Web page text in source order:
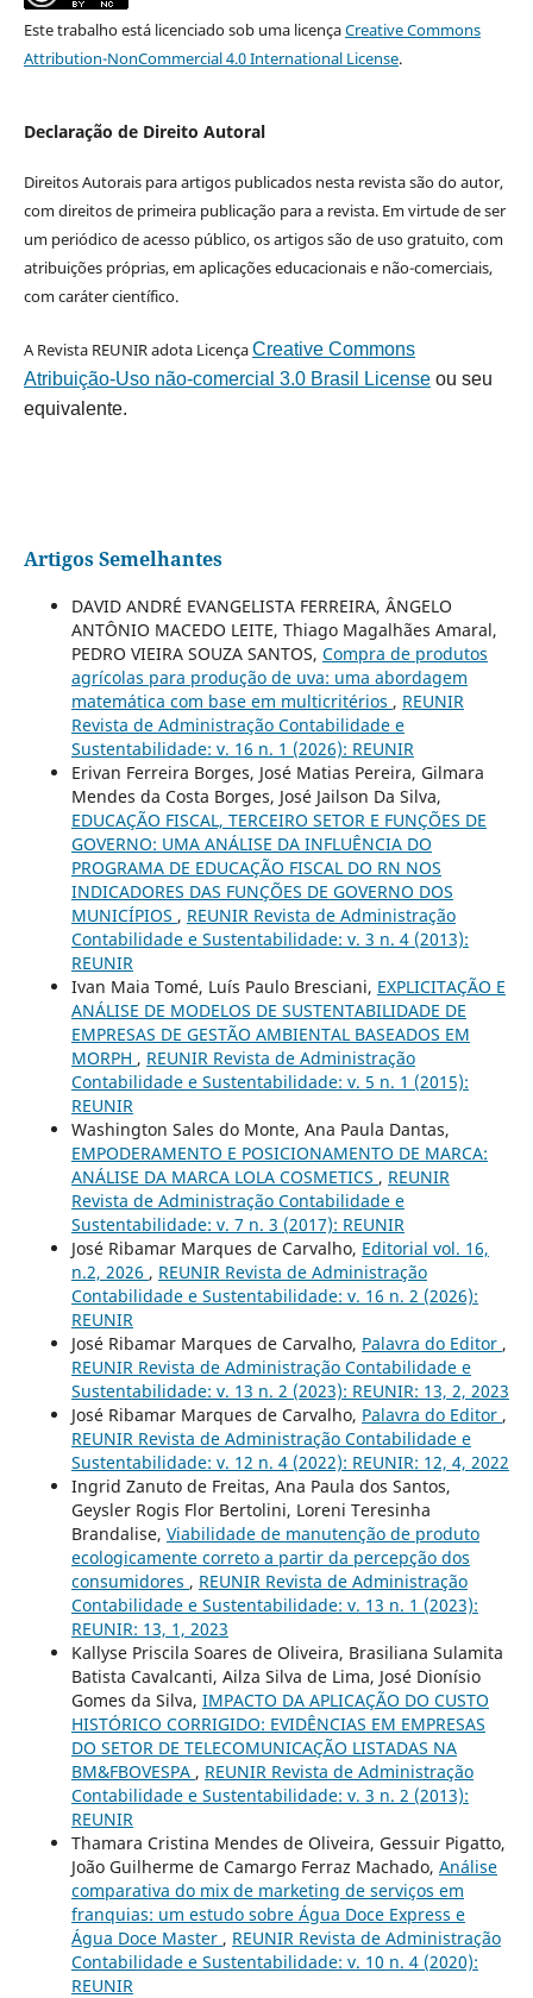
Este trabalho está licenciado sob uma licençaCreative Commons
Attribution-NonCommercial 4.0 International License.
Declaração de Direito Autoral
Direitos Autorais para artigos publicados nesta revista são do autor,
com direitos de primeira publicação para a revista. Em virtude de ser
um periódico de acesso público, os artigos são de uso gratuito, com
atribuições próprias, em aplicações educacionais e não-comerciais,
com caráter científico.
A Revista REUNIR adota LicençaCreative Commons
Atribuição-Uso não-comercial 3.0 Brasil Licenseou seu
equivalente.
Artigos Semelhantes
DAVID ANDRÉ EVANGELISTA FERREIRA, ÂNGELO
ANTÔNIO MACEDO LEITE, Thiago Magalhães Amaral,
PEDRO VIEIRA SOUZA SANTOS, Compra de produtos
agrícolas para produção de uva: uma abordagem
matemática com base em multicritérios , REUNIR
Revista de Administração Contabilidade e
Sustentabilidade: v. 16 n. 1 (2026): REUNIR
Erivan Ferreira Borges, José Matias Pereira, Gilmara
Mendes da Costa Borges, José Jailson Da Silva,
EDUCAÇÃO FISCAL, TERCEIRO SETOR E FUNÇÕES DE
GOVERNO: UMA ANÁLISE DA INFLUÊNCIA DO
PROGRAMA DE EDUCAÇÃO FISCAL DO RN NOS
INDICADORES DAS FUNÇÕES DE GOVERNO DOS
MUNICÍPIOS , REUNIR Revista de Administração
Contabilidade e Sustentabilidade: v. 3 n. 4 (2013):
REUNIR
Ivan Maia Tomé, Luís Paulo Bresciani, EXPLICITAÇÃO E
ANÁLISE DE MODELOS DE SUSTENTABILIDADE DE
EMPRESAS DE GESTÃO AMBIENTAL BASEADOS EM
MORPH , REUNIR Revista de Administração
Contabilidade e Sustentabilidade: v. 5 n. 1 (2015):
REUNIR
Washington Sales do Monte, Ana Paula Dantas,
EMPODERAMENTO E POSICIONAMENTO DE MARCA:
ANÁLISE DA MARCA LOLA COSMETICS , REUNIR
Revista de Administração Contabilidade e
Sustentabilidade: v. 7 n. 3 (2017): REUNIR
José Ribamar Marques de Carvalho, Editorial vol. 16,
n.2, 2026 , REUNIR Revista de Administração
Contabilidade e Sustentabilidade: v. 16 n. 2 (2026):
REUNIR
José Ribamar Marques de Carvalho, Palavra do Editor ,
REUNIR Revista de Administração Contabilidade e
Sustentabilidade: v. 13 n. 2 (2023): REUNIR: 13, 2, 2023
José Ribamar Marques de Carvalho, Palavra do Editor ,
REUNIR Revista de Administração Contabilidade e
Sustentabilidade: v. 12 n. 4 (2022): REUNIR: 12, 4, 2022
Ingrid Zanuto de Freitas, Ana Paula dos Santos,
Geysler Rogis Flor Bertolini, Loreni Teresinha
Brandalise, Viabilidade de manutenção de produto
ecologicamente correto a partir da percepção dos
consumidores , REUNIR Revista de Administração
Contabilidade e Sustentabilidade: v. 13 n. 1 (2023):
REUNIR: 13, 1, 2023
Kallyse Priscila Soares de Oliveira, Brasiliana Sulamita
Batista Cavalcanti, Ailza Silva de Lima, José Dionísio
Gomes da Silva, IMPACTO DA APLICAÇÃO DO CUSTO
HISTÓRICO CORRIGIDO: EVIDÊNCIAS EM EMPRESAS
DO SETOR DE TELECOMUNICAÇÃO LISTADAS NA
BM&FBOVESPA , REUNIR Revista de Administração
Contabilidade e Sustentabilidade: v. 3 n. 2 (2013):
REUNIR
Thamara Cristina Mendes de Oliveira, Gessuir Pigatto,
João Guilherme de Camargo Ferraz Machado, Análise
comparativa do mix de marketing de serviços em
franquias: um estudo sobre Água Doce Express e
Água Doce Master , REUNIR Revista de Administração
Contabilidade e Sustentabilidade: v. 10 n. 4 (2020):
REUNIR